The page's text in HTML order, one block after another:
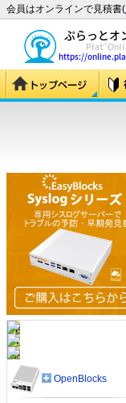
会員はオンラインで見積書(
OpenBlocks